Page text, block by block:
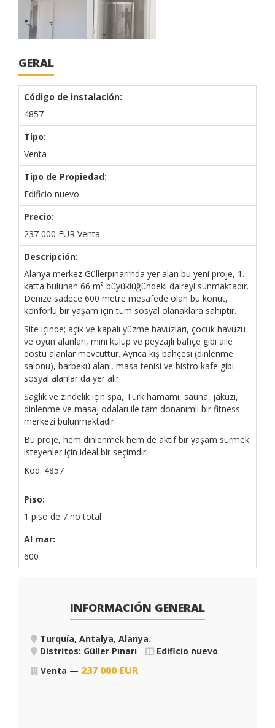
GERAL
Código de instalación:
4857
Tipo:
Venta
Tipo de Propiedad:
Edificio nuevo
Precio:
237 000 EUR Venta
Descripción:
Alanya merkez Güllerpınarı’nda yer alan bu yeni proje, 1.
katta bulunan 66 m² büyüklüğündeki daireyi sunmaktadır.
Denize sadece 600 metre mesafede olan bu konut,
konforlu bir yaşam için tüm sosyal olanaklara sahiptir.
Site içinde; açık ve kapalı yüzme havuzları, çocuk havuzu
ve oyun alanları, mini kulüp ve peyzajlı bahçe gibi aile
dostu alanlar mevcuttur. Ayrıca kış bahçesi (dinlenme
salonu), barbekü alanı, masa tenisi ve bistro kafe gibi
sosyal alanlar da yer alır.
Sağlık ve zindelik için spa, Türk hamamı, sauna, jakuzi,
dinlenme ve masaj odaları ile tam donanımlı bir fitness
merkezi bulunmaktadır.
Bu proje, hem dinlenmek hem de aktif bir yaşam sürmek
isteyenler için ideal bir seçimdir.
Kod: 4857
Piso:
1 piso de 7 no total
Al mar:
600
INFORMACIÓN GENERAL
Turquía, Antalya, Alanya.
Distritos: Güller Pınarı
Edificio nuevo
Venta — 237 000 EUR